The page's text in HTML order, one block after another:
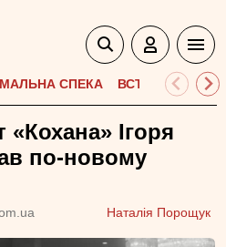
СПЕКА ВСТУПНА
«Кохана» Ігоря
по-новому
Наталія Порощук